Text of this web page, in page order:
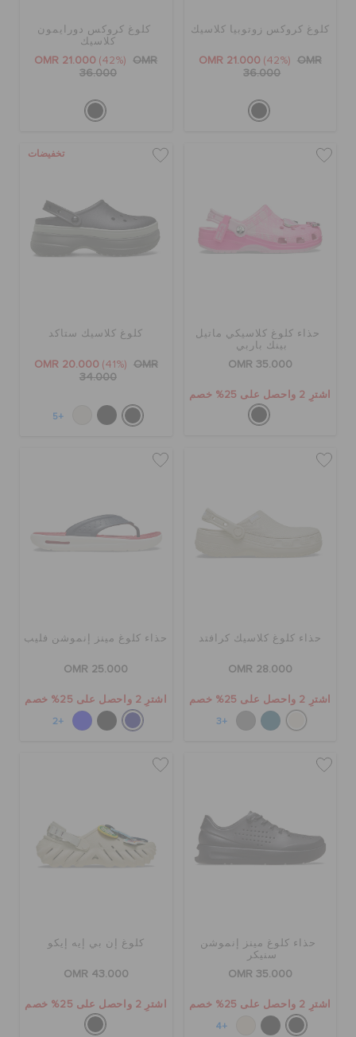
كلوغ كروكس زوتوبيا كلاسيك
OMR 21.000 (42%)
OMR
36.000
كلوغ كروكس دورايمون
كلاسيك
OMR 21.000 (42%)
OMR
36.000
حذاء كلوغ كلاسيكي ماتيل
بينك باربي
OMR 35.000
اشترِ 2 واحصل على 25% خصم
تخفيضات
كلوغ كلاسيك ستاكد
OMR 20.000 (41%)
OMR
34.000
+5
حذاء كلوغ كلاسيك كرافتد
OMR 28.000
اشترِ 2 واحصل على 25% خصم
+3
حذاء كلوغ مينز إنموشن فليب
OMR 25.000
اشترِ 2 واحصل على 25% خصم
+2
حذاء كلوغ مينز إنموشن
سنيكر
OMR 35.000
اشترِ 2 واحصل على 25% خصم
+4
كلوغ إن بي إيه إيكو
OMR 43.000
اشترِ 2 واحصل على 25% خصم